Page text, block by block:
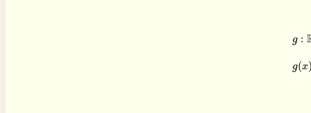
g :
g(x